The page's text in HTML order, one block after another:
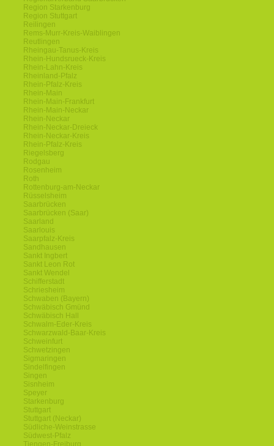
Region Starkenburg
Region Stuttgart
Reilingen
Rems-Murr-Kreis-Waiblingen
Reutlingen
Rheingau-Tanus-Kreis
Rhein-Hundsrueck-Kreis
Rhein-Lahn-Kreis
Rheinland-Pfalz
Rhein-Pfalz-Kreis
Rhein-Main
Rhein-Main-Frankfurt
Rhein-Main-Neckar
Rhein-Neckar
Rhein-Neckar-Dreieck
Rhein-Neckar-Kreis
Rhein-Pfalz-Kreis
Riegelsberg
Rodgau
Rosenheim
Roth
Rottenburg-am-Neckar
Rüsselsheim
Saarbrücken
Saarbrücken (Saar)
Saarland
Saarlouis
Saarpfalz-Kreis
Sandhausen
Sankt Ingbert
Sankt Leon Rot
Sankt Wendel
Schifferstadt
Schriesheim
Schwaben (Bayern)
Schwäbisch Gmünd
Schwäbisch Hall
Schwalm-Eder-Kreis
Schwarzwald-Baar-Kreis
Schweinfurt
Schwetzingen
Sigmaringen
Sindelfingen
Singen
Sisnheim
Speyer
Starkenburg
Stuttgart
Stuttgart (Neckar)
Südliche-Weinstrasse
Südwest-Pfalz
Tiengen-Freiburg